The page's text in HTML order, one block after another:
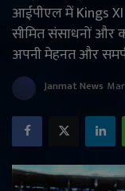
देश
अंतर्राष्ट्रीय
राज्य
खेल
राजनीति
आईपीएल में Kings
सीमित संसाधनों और
अपनी मेहनत और
Janmat News